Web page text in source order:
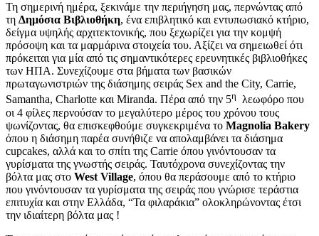
Τη σημερινή ημέρα, ξεκινάμε την περιήγηση μας, περνώντας από
τη Δημόσια Βιβλιοθήκη, ένα επιβλητικό και εντυπωσιακό κτήριο,
δείγμα υψηλής αρχιτεκτονικής, που ξεχωρίζει για την κομψή
πρόσοψη και τα μαρμάρινα στοιχεία του. Αξίζει να σημειωθεί ότι
πρόκειται για μία από τις σημαντικότερες ερευνητικές βιβλιοθήκες
των ΗΠΑ. Συνεχίζουμε στα βήματα των βασικών
πρωταγωνιστριών της διάσημης σειράς Sex and the City, Carrie,
Samantha, Charlotte και Miranda. Πέρα από την 5η λεωφόρο που
οι 4 φίλες περνούσαν το μεγαλύτερο μέρος του χρόνου τους
ψωνίζοντας, θα επισκεφθούμε συγκεκριμένα το Magnolia Bakery
όπου η διάσημη παρέα συνήθιζε να απολαμβάνει τα διάσημα
cupcakes, αλλά και το σπίτι της Carrie όπου γινόντουσαν τα
γυρίσματα της γνωστής σειράς. Ταυτόχρονα συνεχίζοντας την
βόλτα μας στο West Village, όπου θα περάσουμε από το κτήριο
που γινόντουσαν τα γυρίσματα της σειράς που γνώρισε τεράστια
επιτυχία και στην Ελλάδα, “Τα φιλαράκια” ολοκληρώνοντας έτσι
την ιδιαίτερη βόλτα μας !